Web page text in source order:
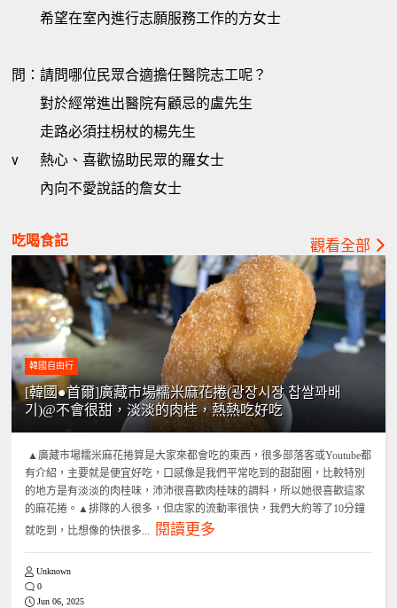
希望在室內進行志願服務工作的方女士
問：請問哪位民眾合適擔任醫院志工呢？
對於經常進出醫院有顧忌的盧先生
走路必須拄枴杖的楊先生
v
熱心、喜歡協助民眾的羅女士
內向不愛說話的詹女士
吃喝食記 觀看全部
韓國自由行
[韓國●首爾]廣藏市場糯米麻花捲(광장시장 찹쌀꽈배
기)@不會很甜，淡淡的肉桂，熱熱吃好吃
▲廣藏市場糯米麻花捲算是大家來都會吃的東西，很多部落客或Youtube都
有介紹，主要就是便宜好吃，口感像是我們平常吃到的甜甜圈，比較特別
的地方是有淡淡的肉桂味，沛沛很喜歡肉桂味的調料，所以她很喜歡這家
的麻花捲。▲排隊的人很多，但店家的流動率很快，我們大約等了10分鐘
就吃到，比想像的快很多...
閱讀更多
Unknown
0
Jun 06, 2025